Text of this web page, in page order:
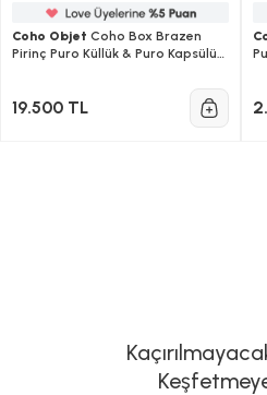
Coho Objet Coho Box Brazen
Pirinç Puro Küllük & Puro Kapsülü
19.500 TL